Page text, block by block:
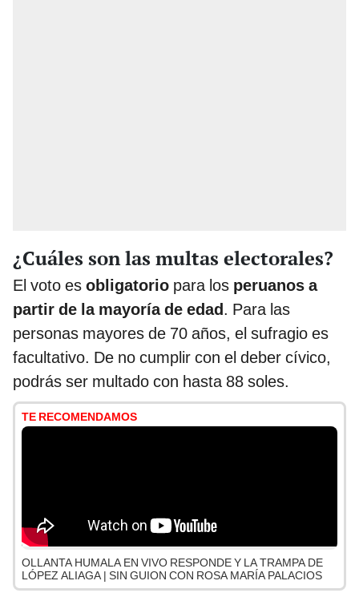
¿Cuáles son las multas electorales?
El voto es obligatorio para los peruanos a
partir de la mayoría de edad. Para las
personas mayores de 70 años, el sufragio es
facultativo. De no cumplir con el deber cívico,
podrás ser multado con hasta 88 soles.
TE RECOMENDAMOS
OLLANTA HUMALA EN VIVO RESPONDE Y LA TRAMPA DE
LÓPEZ ALIAGA | SIN GUION CON ROSA MARÍA PALACIOS